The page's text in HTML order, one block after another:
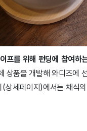
프를 위해 펀딩에 참여하
상품을 개발해 와디즈에
세페이지)에서는 채식